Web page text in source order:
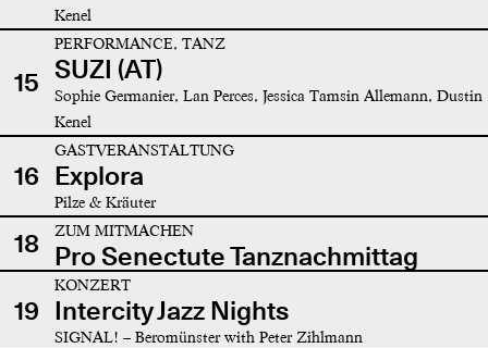
Kenel
15
PERFORMANCE, TANZ
SUZI (AT)
Sophie Germanier, Lan Perces, Jessica Tamsin Allemann, Dustin
Kenel
16
GASTVERANSTALTUNG
Explora
Pilze & Kräuter
18 ZUM MITMACHEN
Pro Senectute Tanznachmittag
19
KONZERT
Intercity Jazz Nights
SIGNAL! – Beromünster with Peter Zihlmann